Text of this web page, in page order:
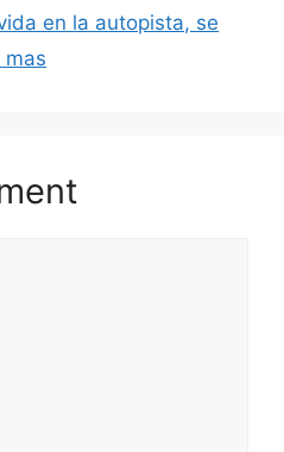
en la autopista, se